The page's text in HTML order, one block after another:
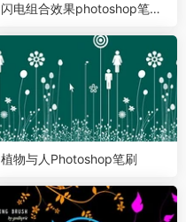
闪电组合效果photoshop笔刷
植物与人Photoshop笔刷